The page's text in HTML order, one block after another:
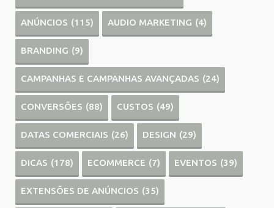
ANÚNCIOS (115) AUDIO MARKETING (4)
BRANDING (9)
CAMPANHAS E CAMPANHAS AVANÇADAS (24)
CONVERSÕES (88) CUSTOS (49)
DATAS COMERCIAIS (26) DESIGN (29)
DICAS (178) ECOMMERCE (7) EVENTOS (39)
EXTENSÕES DE ANÚNCIOS (35)